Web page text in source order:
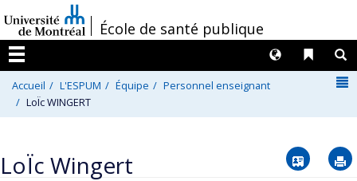
au
contenu
/École de santé publique
Menu
Liens
Langues
Accueil L'ESPUM Équipe
Personnel enseignant
LoÏc WINGERT
LoÏc Wingert Vcard